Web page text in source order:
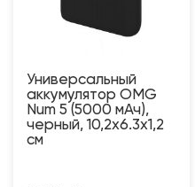
Универсальный
аккумулятор OMG
Num 5 (5000 мАч),
черный, 10,2х6.3х1,2
см